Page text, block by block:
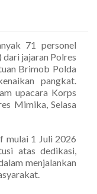
71 personel
jajaran Polres
Brimob Polda
pangkat.
upacara Korps
Mimika, Selasa
mulai 1 Juli 2026
atas dedikasi,
menjalankan